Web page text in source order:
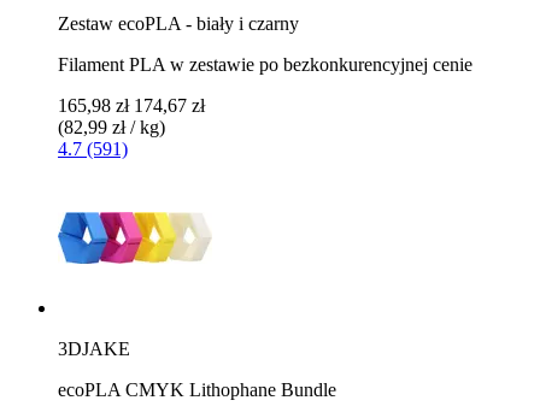
Zestaw ecoPLA - biały i czarny
Filament PLA w zestawie po bezkonkurencyjnej cenie
165,98 zł 174,67 zł
(82,99 zł / kg)
4.7 (591)
3DJAKE
ecoPLA CMYK Lithophane Bundle